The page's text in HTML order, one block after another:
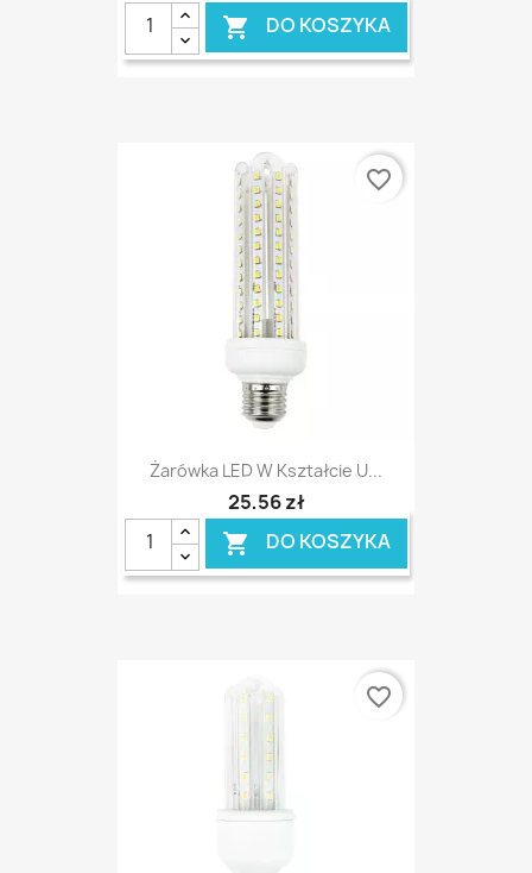
 DO KOSZYKA
Żarówka LED W Kształcie U...
25,56 zł
 DO KOSZYKA
favorite_border
favorite_border